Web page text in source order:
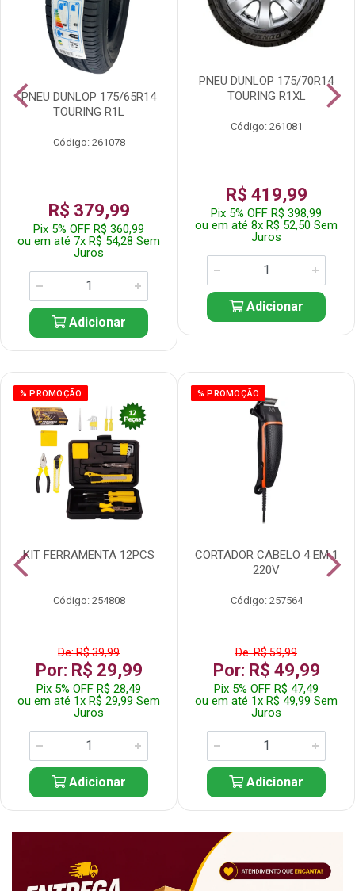
PNEU DUNLOP 175/65R14
TOURING R1L
Código: 261078
R$ 379,99
Pix 5% OFF R$ 360,99
ou em até 7x R$ 54,28 Sem
Juros
Adicionar
PNEU DUNLOP 175/70R14
TOURING R1XL
Código: 261081
R$ 419,99
Pix 5% OFF R$ 398,99
ou em até 8x R$ 52,50 Sem
Juros
Adicionar
% PROMOÇÃO
KIT FERRAMENTA 12PCS
Código: 254808
De: R$ 39,99
Por: R$ 29,99
Pix 5% OFF R$ 28,49
ou em até 1x R$ 29,99 Sem
Juros
Adicionar
% PROMOÇÃO
CORTADOR CABELO 4 EM 1
220V
Código: 257564
De: R$ 59,99
Por: R$ 49,99
Pix 5% OFF R$ 47,49
ou em até 1x R$ 49,99 Sem
Juros
Adicionar